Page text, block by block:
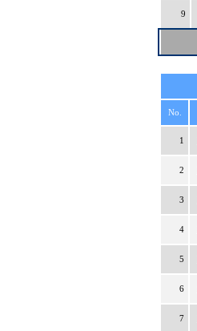
9
No.
1
2
3
4
5
6
7